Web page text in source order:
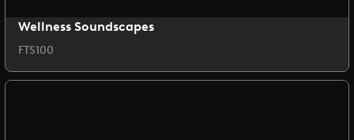
Wellness Soundscapes
FTS100